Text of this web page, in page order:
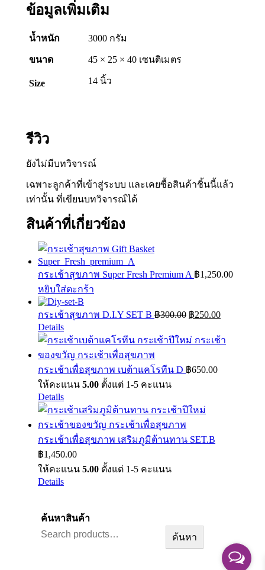
ข้อมูลเพิ่มเติม
น้ำหนัก 3000 กรัม
ขนาด 45 × 25 × 40 เซนติเมตร
Size 14 นิ้ว
รีวิว
ยังไม่มีบทวิจารณ์
เฉพาะลูกค้าที่เข้าสู่ระบบ และเคยซื้อสินค้าชิ้นนี้แล้ว
เท่านั้น ที่เขียนบทวิจารณ์ได้
สินค้าที่เกี่ยวข้อง
กระเช้าสุขภาพ Super Fresh Premium A ฿1,250.00
หยิบใส่ตะกร้า
กระเช้าสุขภาพ D.I.Y SET B ฿300.00 Original
price
฿300.00.
฿250.00Current
price
is:
฿250.00.
Details
กระเช้าเพื่อสุขภาพ เบต้าแคโรทีน D ฿650.00
ให้คะแนน 5.00 ตั้งแต่ 1-5 คะแนน
Details
กระเช้าเพื่อสุขภาพ เสริมภูมิต้านทาน SET.B
฿1,450.00
ให้คะแนน 5.00 ตั้งแต่ 1-5 คะแนน
Details
ค้นหาสินค้า
ค้นหา